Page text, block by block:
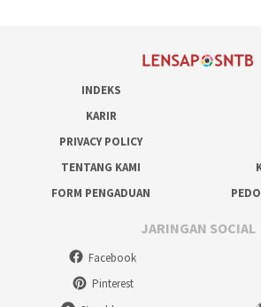
INDEKS
KARIR
PRIVACY POLICY
TENTANG KAMI
FORM PENGADUAN
JARINGAN SOCIAL
Facebook
Pinterest